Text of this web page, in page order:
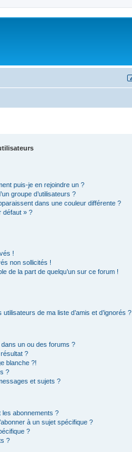
puis-je en rejoindre un ?
groupe d’utilisateurs ?
dans une couleur différente ?
défaut » ?
!
non sollicités !
de la part de quelqu’un sur ce forum !
de ma liste d’amis et d’ignorés ?
un ou des forums ?
?
blanche ?!
?
et sujets ?
les abonnements ?
à un sujet spécifique ?
?
?